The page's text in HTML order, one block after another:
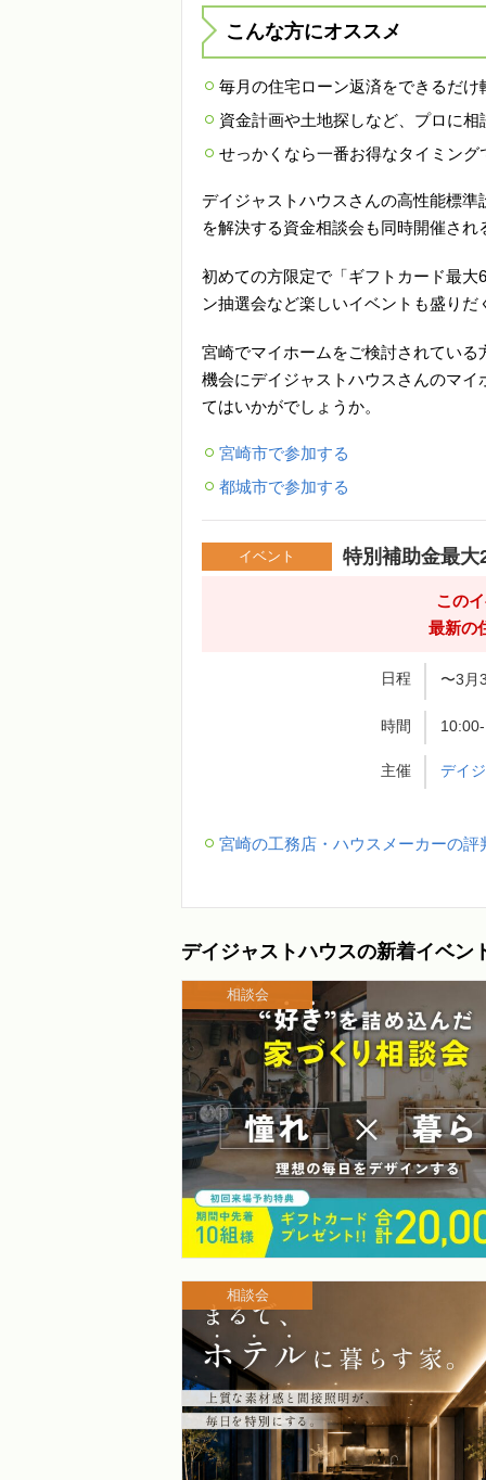
こんな方にオススメ
毎月の住宅ローン返済をできるだけ
資金計画や土地探しなど、プロに
せっかくなら一番お得なタイミング
デイジャストハウスさんの高性能標
を解決する資金相談会も同時開催され
初めての方限定で「ギフトカード最
ン抽選会など楽しいイベントも盛りだ
宮崎でマイホームをご検討されてい
機会にデイジャストハウスさんのマ
てはいかがでしょうか。
宮崎市で参加する
都城市で参加する
特別補助金最
この
最新の
日程 〜3月
時間
主催 デイ
イベント
宮崎の工務店・ハウスメーカーの
デイジャストハウスの新着イベン
相談会
相談会